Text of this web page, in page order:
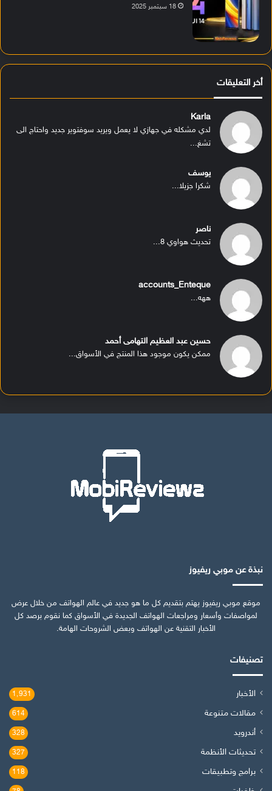
18 سبتمبر 2025
أخر التعليقات
Karla
لدي مشكله في جهازي لا يعمل ويريد سوفتوير جديد واحتاج الى
تشغ...
يوسف
شكرا جزيلا...
ناصر
تحديث هواوي 8...
accounts_Enteque
ههه...
حسين عبد العظيم التهامى أحمد
ممكن يكون موجود هذا المنتج في الأسواق...
نبذة عن موبي ريفيوز
موقع موبي ريفيوز يهتم بتقديم كل ما هو جديد في عالم الهواتف من خلال عرض
لمواصفات وأسعار ومراجعات الهواتف الجديدة في الأسواق كما نقوم برصد كل
الأخبار التقنية عن الهواتف وبعض الشروحات الهامة.
تصنيفات
الأخبار 1٬931
مقالات متنوعة 614
أندرويد 328
تحديثات الأنظمة 327
برامج وتطبيقات 118